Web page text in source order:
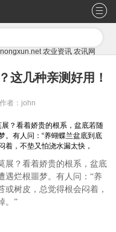
nongxun.net 农业资讯 农讯网
这几种亲测好用！
作者：john
？看着娇贵的根系，盆底若随
。有人问：“养蝴蝶兰盆底到底
着，不垫又怕浇水漏太快，
展？看着娇贵的根系，盆底
遇烂根噩梦。有人问：“养
树皮，总觉得根会闷着，
。”